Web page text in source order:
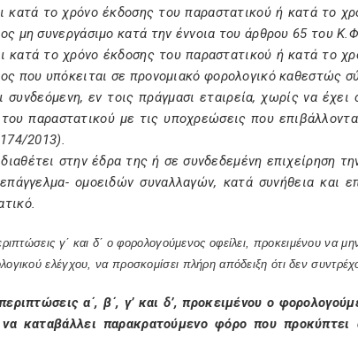
κατά το χρόνο έκδοσης του παραστατικού ή κατά το
μη συνεργάσιμο κατά την έννοια του άρθρου 65 του
κατά το χρόνο έκδοσης του παραστατικού ή κατά το
που υπόκειται σε προνομιακό φορολογικό καθεστώς
συνδεόμενη, εν τοις πράγμασι εταιρεία, χωρίς να
παραστατικού με τις υποχρεώσεις που
2013).
στην έδρα της ή σε συνδεδεμένη επιχείρηση
ομοειδών συναλλαγών, κατά συνήθεια και
γ΄ και δ΄ ο φορολογούμενος οφείλει, προκειμένου να
ελέγχου, να προσκομίσει πλήρη απόδειξη ότι δεν
περιπτώσεις α΄, β΄, γ’ και δ’, προκειμένου ο
να καταβάλλει παρακρατούμενο φόρο που